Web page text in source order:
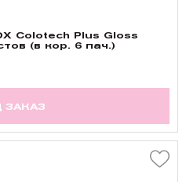
Colotech Plus Gloss
(в кор. 6 пач.)
ЗАКАЗ